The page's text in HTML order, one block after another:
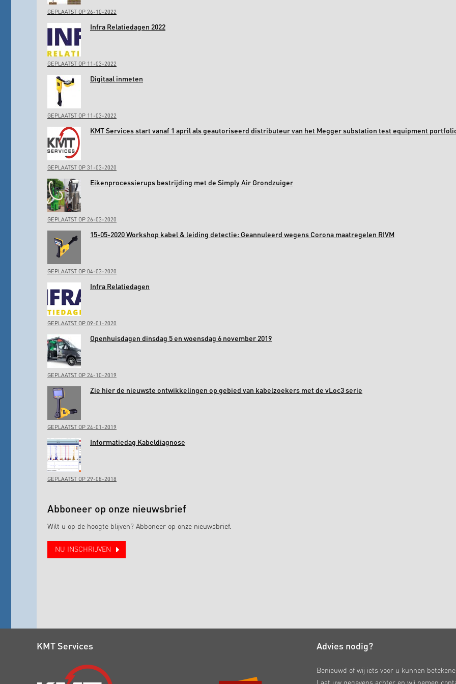
GEPLAATST OP 26-10-2022
Infra Relatiedagen 2022
GEPLAATST OP 11-03-2022
Digitaal inmeten
GEPLAATST OP 11-03-2022
KMT Services start vanaf 1 april als geautoriseerd distributeur van het Megger substation test equipment
GEPLAATST OP 31-03-2020
Eikenprocessierups bestrijding met de Simply Air Grondzuiger
GEPLAATST OP 26-03-2020
15-05-2020 Workshop kabel & leiding detectie: Geannuleerd wegens Corona maatregelen RIVM
GEPLAATST OP 04-03-2020
Infra Relatiedagen
GEPLAATST OP 09-01-2020
Openhuisdagen dinsdag 5 en woensdag 6 november 2019
GEPLAATST OP 24-10-2019
Zie hier de nieuwste ontwikkelingen op gebied van kabelzoekers met de vLoc3 serie
GEPLAATST OP 24-01-2019
Informatiedag Kabeldiagnose
GEPLAATST OP 29-08-2018
Abboneer op onze nieuwsbrief
Wilt u op de hoogte blijven? Abboneer op onze nieuwsbrief.
NU INSCHRIJVEN
KMT Services Advies nodig?
Benieuwd of wij iets voor u kunnen